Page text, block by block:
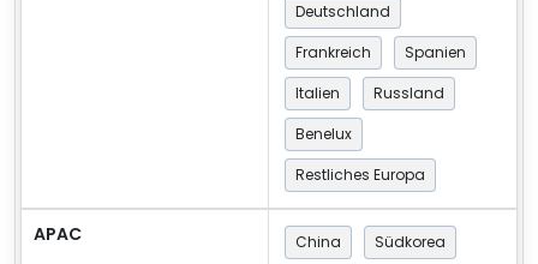
Deutschland
Frankreich
Spanien
Italien
Russland
Benelux
Restliches Europa
APAC China Südkorea